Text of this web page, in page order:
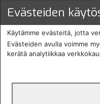
Maksu-
Evästeiden
Käytämme evästeitä, jotta
Evästeiden avulla voimme
kerätä analytiikkaa